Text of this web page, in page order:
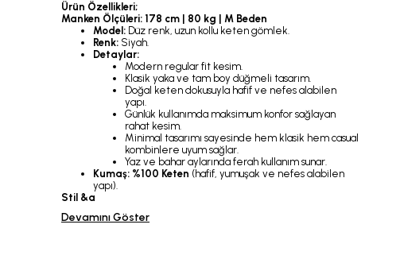
Ürün Özellikleri;
Manken Ölçüleri: 178 cm | 80 kg | M Beden
Model: Düz renk, uzun kollu keten gömlek.
Renk: Siyah.
Detaylar:
Modern regular fit kesim.
Klasik yaka ve tam boy düğmeli tasarım.
Doğal keten dokusuyla hafif ve nefes alabilen
yapı.
Günlük kullanımda maksimum konfor sağlayan
rahat kesim.
Minimal tasarımı sayesinde hem klasik hem casual
kombinlere uyum sağlar.
Yaz ve bahar aylarında ferah kullanım sunar.
Kumaş: %100 Keten (hafif, yumuşak ve nefes alabilen
yapı).
Stil &a
Devamını Göster